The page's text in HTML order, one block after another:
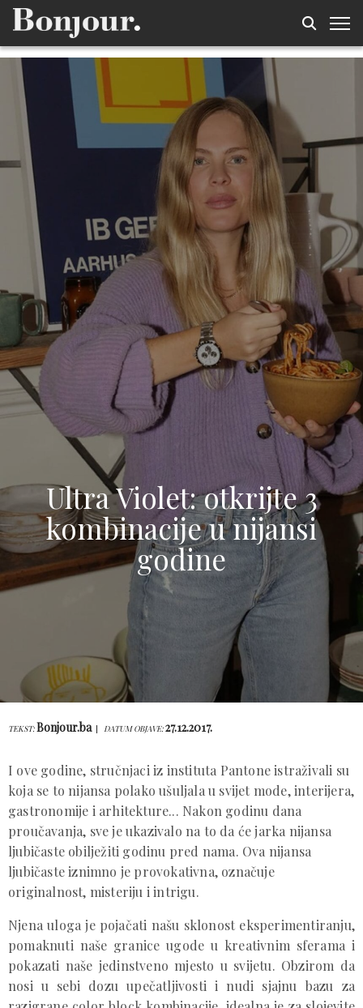
Ultra Violet: otkrijte 3
kombinacije u nijansi
godine
TEKST:Bonjour.ba DATUM OBJAVE:27.12.2017.
I ove godine, stručnjaci iz instituta Pantone istraživali su
koja se to nijansa polako ušuljala u svijet mode, interijera,
gastronomije i arhitekture... Nakon godinu dana
proučavanja, sve je ukazivalo na to da će jarka nijansa
ljubičaste obilježiti godinu pred nama. Ova nijansa
ljubičaste iznimno je provokativna, označuje
originalnost, misteriju i intrigu.
Njena uloga je pojačati našu sklonost eksperimentiranju,
pomaknuti naše granice ugode u kreativnim sferama i
pokazati naše jedinstveno mjesto u svijetu. Obzirom da
nosi u sebi dozu upečatljivosti i nudi sjajnu bazu za